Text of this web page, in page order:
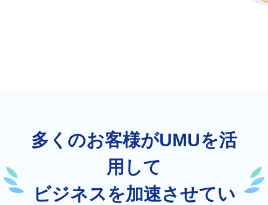
多くのお客様がUMUを活
用して
ビジネスを加速させてい